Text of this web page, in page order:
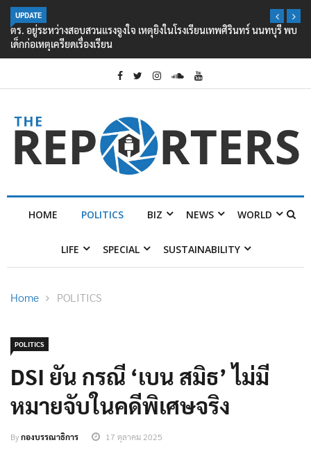
UPDATE
ตร. อยู่ระหว่างสอบสวนแรงจูงใจ เหตุยิงในโรงเรียนเทพศิรินทร์ นนทบุรี พบ
เด็กก่อเหตุเครียดเรื่องเรียน
HOME POLITICS BIZ NEWS WORLD
LIFE SPECIAL SUSTAINABILITY
Home POLITICS
POLITICS
DSI ยัน กรณี ‘เบน สมิธ’ ไม่มี
หมายจับในคดีพิเศษจริง
Byกองบรรณาธิการ 17 ตุลาคม 2025